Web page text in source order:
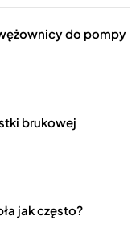
do pompy
brukowej
jak często?